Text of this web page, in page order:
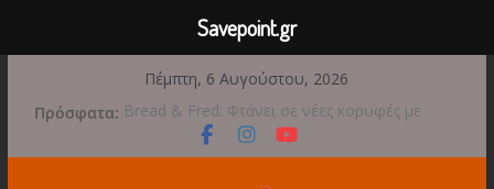
περιεχόμενο
Πέμπτη, 6 Αυγούστου, 2026
Πρόσφατα: Bread & Fred: Φτάνει σε νέες κορυφές με
αποκλειστικές Limited Editions από την Atari
Έρχεται 1η Σεπτεμβρίου το Crimson Moon
Savepoint.gr